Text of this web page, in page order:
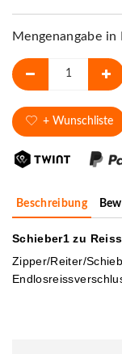
Mengenangabe in
+ Wunschliste
Beschreibung
Schieber1 zu
Zipper/Reiter/